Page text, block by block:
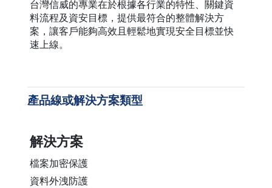
台灣信威的專業在於根據各行業的特性、關鍵資
料流程及資安目標，提供最符合的整體解決方
案，讓客戶能夠高效且輕鬆地實現安全目標並快
速上線。
產品線或解決方案類型
解決方案
檔案加密保護
資料外洩防護